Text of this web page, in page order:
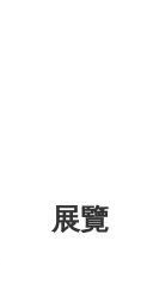
展覽